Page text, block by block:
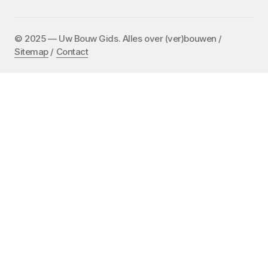
©️ 2025 — Uw Bouw Gids. Alles over (ver)bouwen /
Sitemap/ Contact